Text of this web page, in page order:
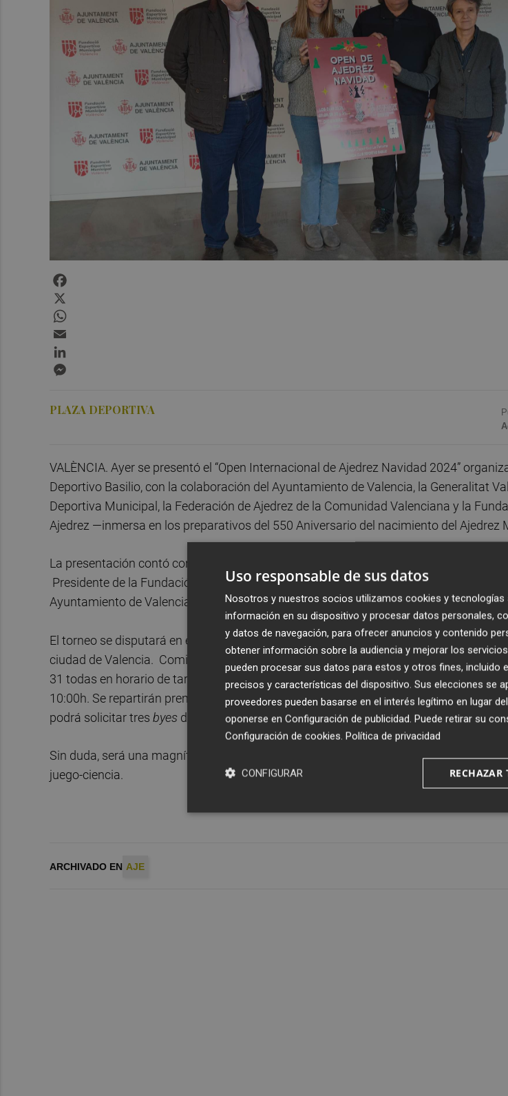
PLAZA DEPORTIVA
VALÈNCIA. Ayer se presentó el “Open Internacional de Ajedrez Navidad 2024”
Deportivo Basilio, con la colaboración del Ayuntamiento de Valencia, la Generalitat
Deportiva Municipal, la Federación de Ajedrez de la Comunidad Valenciana y la
Ajedrez —inmersa en los preparativos del 550 Aniversario del nacimiento del Ajedrez
La presentación contó con Rocío Gil concejala de Deportes del Ayuntamiento de
Presidente de la Fundación Valencia Cuna del Ajedrez, Mª Ángeles Vidal, directora
Ayuntamiento de Valencia y José A. Garzón especialista en Historia del Ajedrez.
El torneo se disputará en el hall principal del Salón de Actos del Complejo Deportivo
ciudad de Valencia. Comienza el lunes 23 de diciembre, siendo las siguientes rondas
31 todas en horario de tarde a partir de las 16:30 a excepción de la última ronda que
10:00h. Se repartirán premios y trofeos por un valor superior a las 1200€, el ritmo de
podrá solicitar tres byes de 1/2 punto.
Sin duda, será una magnífica oportunidad de acabar el 2024 disfrutando en Valencia
juego-ciencia.
ARCHIVADO EN AJE
Uso responsable de sus datos
Nosotros y nuestros socios utilizamos cookies y tecnologías
información en su dispositivo y procesar datos personales,
y datos de navegación, para ofrecer anuncios y contenido
obtener información sobre la audiencia y mejorar los
pueden procesar sus datos para estos y otros fines, incluido
precisos y características del dispositivo. Sus elecciones se
proveedores pueden basarse en el interés legítimo en lugar
oponerse en Configuración de publicidad. Puede retirar su
Configuración de cookies. Política de privacidad
RECHAZAR
CONFIGURAR